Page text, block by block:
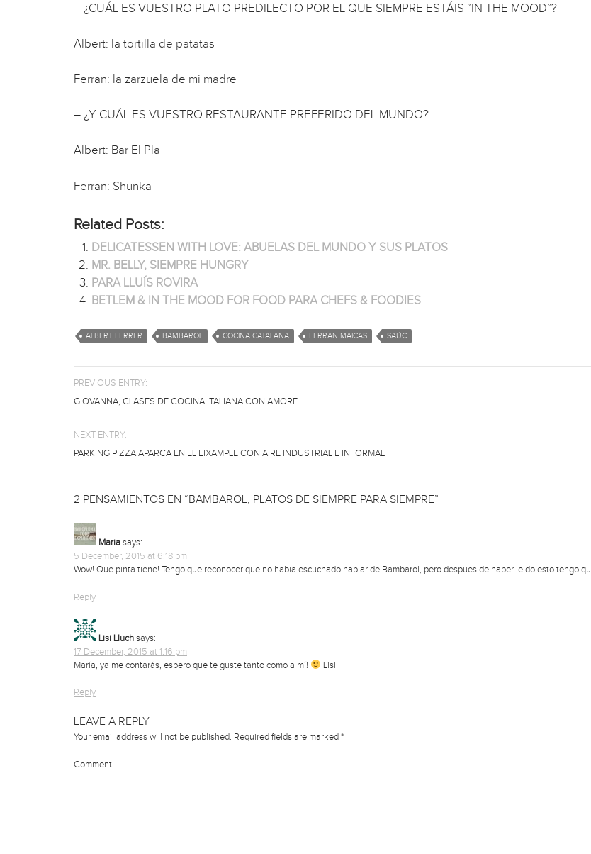
– ¿CUÁL ES VUESTRO PLATO PREDILECTO POR EL QUE SIEMPRE ESTÁIS “IN THE MOOD”?
Albert: la tortilla de patatas
Ferran: la zarzuela de mi madre
– ¿Y CUÁL ES VUESTRO RESTAURANTE PREFERIDO DEL MUNDO?
Albert: Bar El Pla
Ferran: Shunka
Related Posts:
DELICATESSEN WITH LOVE: ABUELAS DEL MUNDO Y SUS PLATOS
MR. BELLY, SIEMPRE HUNGRY
PARA LLUÍS ROVIRA
BETLEM & IN THE MOOD FOR FOOD PARA CHEFS & FOODIES
ALBERT FERRER BAMBAROL COCINA CATALANA FERRAN MAICAS SAÜC
PREVIOUS ENTRY:
GIOVANNA, CLASES DE COCINA ITALIANA CON AMORE
NEXT ENTRY:
PARKING PIZZA APARCA EN EL EIXAMPLE CON AIRE INDUSTRIAL E INFORMAL
2 PENSAMIENTOS EN “BAMBAROL, PLATOS DE SIEMPRE PARA SIEMPRE”
Mariasays:
5 December, 2015 at 6:18 pm
Wow! Que pinta tiene! Tengo que reconocer que no habia escuchado hablar de Bambarol, pero despues de haber leido esto tengo
Reply
Lisi Lluchsays:
17 December, 2015 at 1:16 pm
María, ya me contarás, espero que te guste tanto como a mí!
Lisi
Reply
LEAVE A REPLY
Your email address will not be published. Required fields are marked*
Comment